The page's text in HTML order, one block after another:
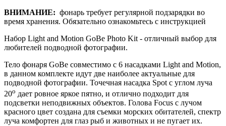
ВНИМАНИЕ: фонарь требует регулярной подзарядки во
время хранения. Обязательно ознакомьтесь с инструкцией
Набор Light and Motion GoBe Photo Kit - отличный выбор для
любителей подводной фотографии.
Тело фонаря GoBe совместимо с 6 насадками Light and Motion,
в данном комплекте идут две наиболее актуальные для
подводной фотографии. Точечная насадка Spot с углом луча
20о дает ровное яркое пятно, и отлично подходит для
подсветки неподвижных объектов. Голова Focus с лучом
красного цвет создана для съемки морских обитателей, спектр
луча комфортен для глаз рыб и животных и не пугает их.